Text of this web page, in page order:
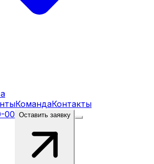
КомандаКонтакты
00 Оставить заявку